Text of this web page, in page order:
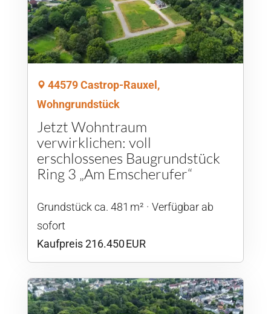
44579 Castrop-Rauxel,
Wohngrundstück
Jetzt Wohntraum
verwirklichen: voll
erschlossenes Baugrundstück
Ring 3 „Am Emscherufer“
Grund­stück ca. 481 m²
Verfügbar ab
sofort
Kaufpreis 216.450 EUR